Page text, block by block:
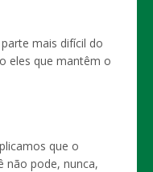
mais difícil do
eles que mantêm o
que o
não pode, nunca,